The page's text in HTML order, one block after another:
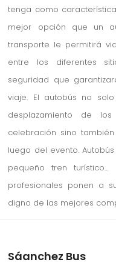
tenga como
mejor opción que un
transporte le permitirá
entre los diferentes
seguridad que
viaje. El autobús no
desplazamiento de
celebración sino
luego del evento.
pequeño tren
profesionales ponen a
digno de las mejores
Sáanchez Bus